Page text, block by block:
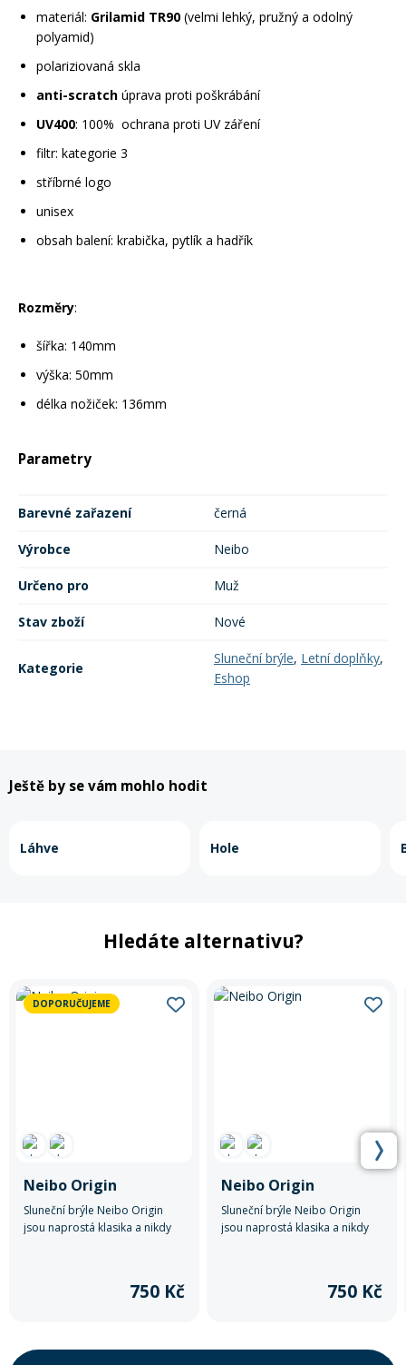
materiál: Grilamid TR90 (velmi lehký, pružný a odolný
polyamid)
polariziovaná skla
anti-scratch úprava proti poškrábání
UV400: 100% ochrana proti UV záření
filtr: kategorie 3
stříbrné logo
unisex
obsah balení: krabička, pytlík a hadřík
Rozměry:
šířka: 140mm
výška: 50mm
délka nožiček: 136mm
Parametry
Barevné zařazení černá
Výrobce Neibo
Určeno pro Muž
Stav zboží Nové
Kategorie
Sluneční brýle, Letní doplňky,
Eshop
Ještě by se vám mohlo hodit
Láhve Hole
Hledáte alternativu?
DOPORUČUJEME
Neibo Origin
Sluneční brýle Neibo Origin
jsou naprostá klasika a nikdy
750 Kč
Neibo Origin
Sluneční brýle Neibo Origin
jsou naprostá klasika a nikdy
750 Kč